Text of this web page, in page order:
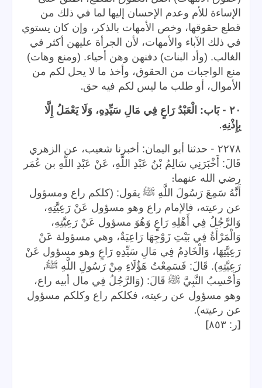
الإساءة للأم وعدم الإحسان إليها لما في ذلك من
قطع حقوقها، وخص الأمهات بالذكر، وإن كان يستوي
في ذلك الآباء والأمهات، لأن الجرأة عليهن أكثر في
الغالب. (وأد البنات) دفنهن وهن أحياء. (ومنع وهات)
منع الواجبات من الحقوق، وأخذ ما لا يحل لكم من
الأموال، أو طلب ما ليس لكم فيه حق.
٢٠ -بَاب: الْعَبْدُ رَاعٍ فِي مَالِ سَيِّدِهِ، وَلَا يَعْمَلُ إِلَّا
بِإِذْنِهِ.
٢٢٧٨ - حدثنا أبو اليمان: أخبرنا شعيب، عن الزهري
قَالَ: أَخْبَرَنِي سَالِمُ بْنُ عَبْدِ اللَّهِ، عَنْ عَبْدِ اللَّهِ بن عُمَر
رضي الله عنهما:
أَنَّهُ سَمِعَ رَسُولَ اللَّهِ ﷺ يقول: (كلكم راع ومسؤول
عن رعيته، فالإمام راع وهو مسؤول عَنْ رَعِيَّتِهِ،
وَالرَّجُلُ فِي أَهْلِهِ رَاعٍ وَهُوَ مسؤول عَنْ رَعِيَّتِهِ،
وَالْمَرْأَةُ فِي بَيْتِ زَوْجِهَا رَاعِيَةٌ، وهي مسؤولة عَنْ
رَعِيَّتِهَا، وَالْخَادِمُ فِي مَالِ سَيِّدِهِ رَاعٍ وهو مسؤول عَنْ
رَعِيَّتِهِ). قَالَ: فَسَمِعْتُ هَؤُلَاءِ مِنْ رَسُولِ اللَّهِ ﷺ،
وَأَحْسِبُ النَّبِيَّ ﷺ قَالَ: (وَالرَّجُلُ فِي مال أبيه راع،
وهو مسؤول عن رعيته، فكلكم راع وكلكم مسؤول
عن رعيته).
[ر: ٨٥٣ ]